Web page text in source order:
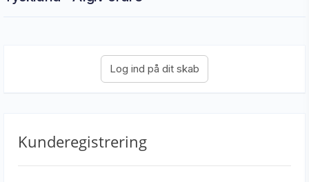
Kunderegistrering